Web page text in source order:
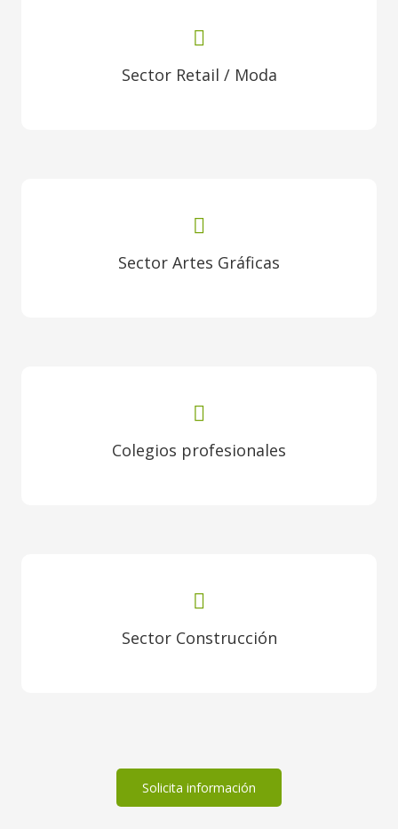
Sector Retail / Moda
Sector Artes Gráficas
Colegios profesionales
Sector Construcción
Solicita información